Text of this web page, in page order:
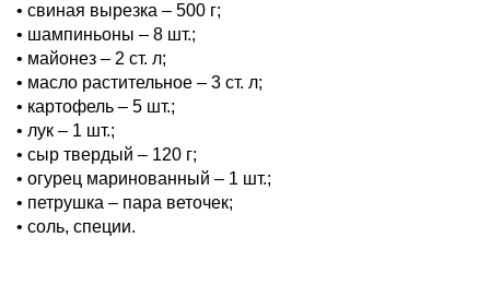
• свиная вырезка – 500 г;
• шампиньоны – 8 шт.;
• майонез – 2 ст. л;
• масло растительное – 3 ст. л;
• картофель – 5 шт.;
• лук – 1 шт.;
• сыр твердый – 120 г;
• огурец маринованный – 1 шт.;
• петрушка – пара веточек;
• соль, специи.